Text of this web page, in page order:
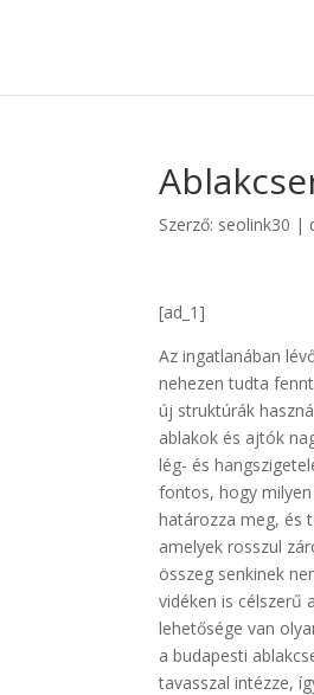
Szerző: seolink30 |
[ad_1]
Az ingatlanában
nehezen tudta
új struktúrák
ablakok és ajtók
lég- és
fontos, hogy
határozza meg, és
amelyek rosszul
összeg senkinek
vidéken is célszerű
lehetősége van
a budapesti
tavasszal intézze,